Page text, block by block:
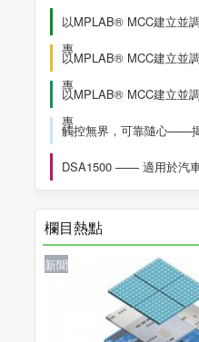
以MPLAB® MCC建立並
專
以MPLAB® MCC建立並
專
以MPLAB® MCC建立並
專
觸控無界，可靠隨心——
DSA1500 —— 適用於汽
欄目熱點
新聞